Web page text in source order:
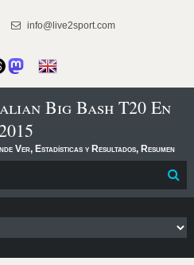
info@live2sport.com
Big Bash T20 En
Ver, Estadísticas y Resultados, Resumen